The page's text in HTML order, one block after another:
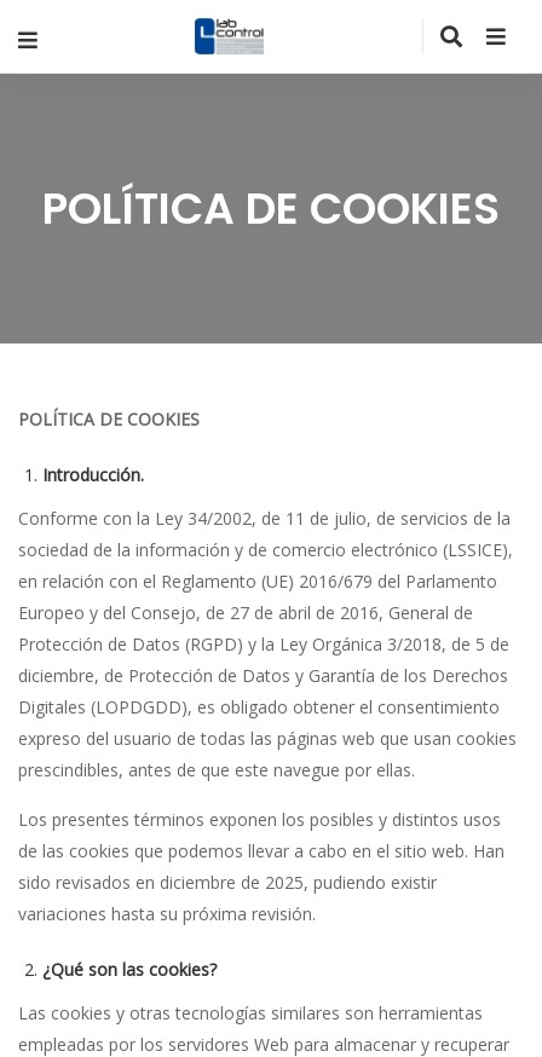
POLÍTICA DE COOKIES
POLÍTICA DE COOKIES
Introducción.
Conforme con la Ley 34/2002, de 11 de julio, de servicios de la
sociedad de la información y de comercio electrónico (LSSICE),
en relación con el Reglamento (UE) 2016/679 del Parlamento
Europeo y del Consejo, de 27 de abril de 2016, General de
Protección de Datos (RGPD) y la Ley Orgánica 3/2018, de 5 de
diciembre, de Protección de Datos y Garantía de los Derechos
Digitales (LOPDGDD), es obligado obtener el consentimiento
expreso del usuario de todas las páginas web que usan cookies
prescindibles, antes de que este navegue por ellas.
Los presentes términos exponen los posibles y distintos usos
de las cookies que podemos llevar a cabo en el sitio web. Han
sido revisados en diciembre de 2025, pudiendo existir
variaciones hasta su próxima revisión.
¿Qué son las cookies?
Las cookies y otras tecnologías similares son herramientas
empleadas por los servidores Web para almacenar y recuperar